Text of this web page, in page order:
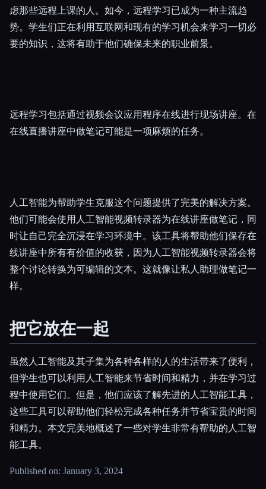
虑那些远程上课的人。如今，远程学习已成为一种主流趋
势。学生们正在利用互联网和现有的学习机会来学习一切必
要的知识，这将有助于他们确保未来的职业前景。
远程学习包括通过视频会议应用程序在线进行现场讲座。在
在线直播讲座中做笔记可能是一项麻烦的任务。
人工智能为帮助学生克服这个问题提供了完美的解决方案。
他们可能会使用人工智能视频转录器为在线讲座做笔记，同
时让自己完全沉浸在学习环境中。该工具将帮助他们保存在
线讲座中所有有价值的收获，因为人工智能视频转录器会将
整个讨论转换为可编辑的文本。这就像让私人助理做笔记一
样。
把它放在一起
虽然人工智能及其子集为各种各样的人的生活带来了便利，
但学生也可以利用人工智能来节省时间和精力，并在学习过
程中使用它们。但是，他们应该了解先进的人工智能工具，
这些工具可以帮助他们轻松完成各种任务并节省宝贵的时间
和精力。本文完美地概述了一些对学生非常有帮助的人工智
能工具。
Published on: January 3, 2024